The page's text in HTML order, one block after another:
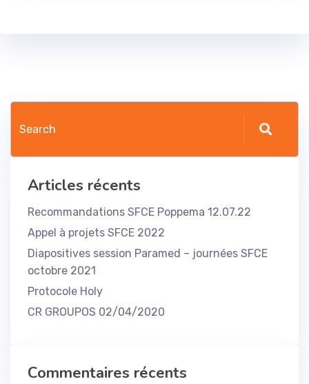
Articles récents
Recommandations SFCE Poppema 12.07.22
Appel à projets SFCE 2022
Diapositives session Paramed – journées SFCE
octobre 2021
Protocole Holy
CR GROUPOS 02/04/2020
Commentaires récents